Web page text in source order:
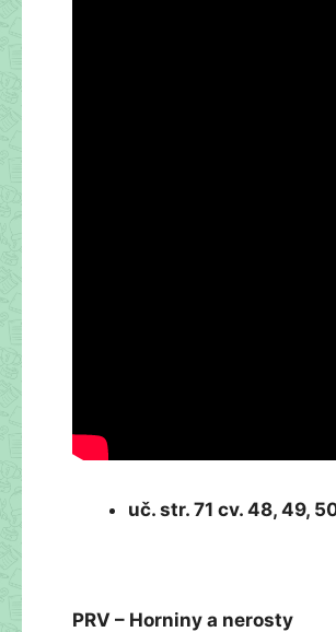
uč. str. 71 cv. 48, 49,
PRV – Horniny a nerosty